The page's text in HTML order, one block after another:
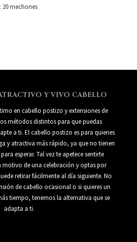
mechones
Y VIVO CABELLO
en cabello postizo y extensiones de
métodos distintos para que puedas
a ti. El cabello postizo es para quienes
y atractiva más rápido, ya que no tienen
esperar. Tal vez te apetece sentirte
motivo de una celebración y optas por
retirar fácilmente al día siguiente. No
de cabello ocasional o si quieres un
tiempo, tenemos la alternativa que se
adapta a ti.